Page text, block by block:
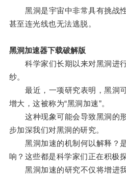
黑洞是宇宙中非常具有挑战性
甚至连光线也无法逃脱。
黑洞加速器下载破解版
科学家们长期以来对黑洞进
纱。
最近，一项研究表明，黑洞可
增大，这被称为“黑洞加速”。
这种现象可能会导致黑洞的形
步加深我们对黑洞的研究。
黑洞加速的机制何以解释？是
响？这些都是科学家们正在积极
黑洞加速的研究不仅将增进我